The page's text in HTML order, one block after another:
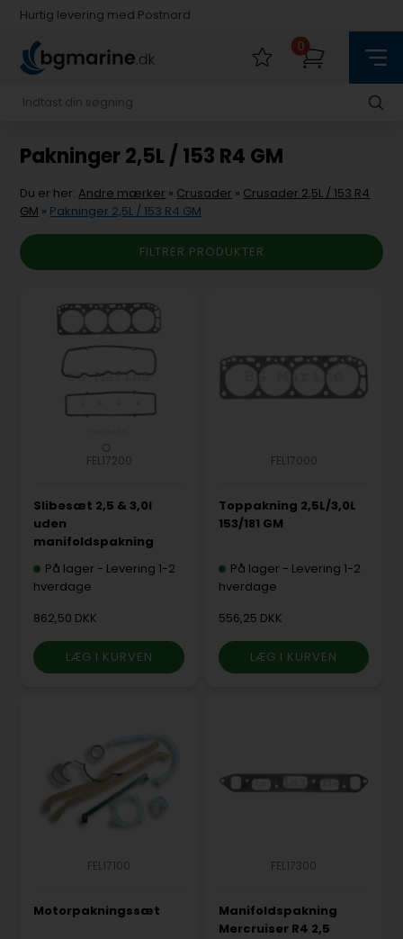
Hurtig levering med Postnord
Hurtig levering med Postnord
0
Pakninger 2,5L / 153 R4 GM
Du er her: Andre mærker » Crusader » Crusader 2,5L / 153 R4
GM » Pakninger 2,5L / 153 R4 GM
FILTRER PRODUKTER
FEL17200
Slibesæt 2,5 & 3,0l
uden
manifoldspakning
På lager - Levering 1-2
hverdage
862,50 DKK
FEL17000
Toppakning 2,5L/3,0L
153/181 GM
På lager - Levering 1-2
hverdage
556,25 DKK
FEL17100
Motorpakningssæt
FEL17300
Manifoldspakning
Mercruiser R4 2,5